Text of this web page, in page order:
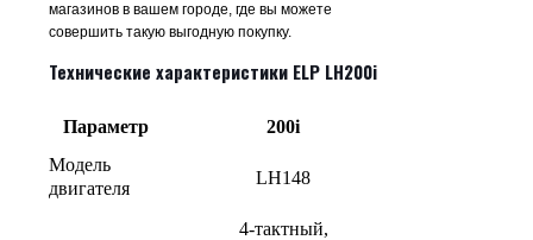
магазинов в вашем городе, где вы можете
совершить такую выгодную покупку.
Технические характеристики ELP LH200i
Параметр
200i
Модель
двигателя
LH148
4-тактный,